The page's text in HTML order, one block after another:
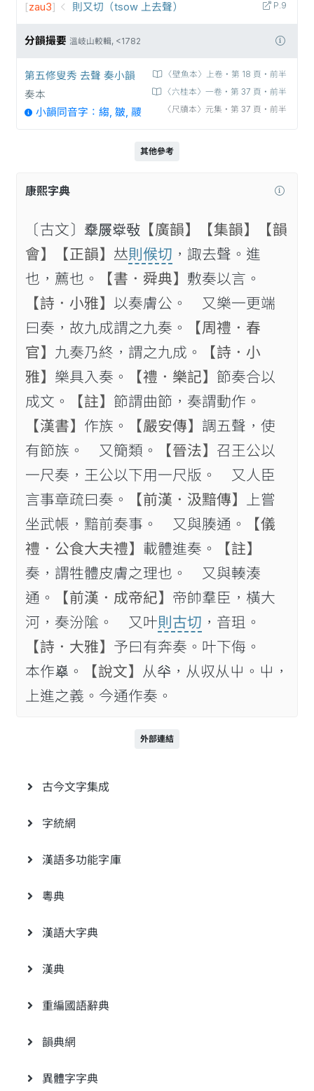
P.9
[zau3] 則又切（tsow 上去聲）
分韻撮要 溫岐山較輯, <1782
〈壁魚本〉上卷‧第 18 頁‧前半
〈六桂本〉一卷‧第 37 頁‧前半
〈尺牘本〉元集‧第 37 頁‧前半
第五修叟秀 去聲 奏小韻
奏本
小韻同音字：縐, 皺, 𩱛
其他參考
康熙字典
〔古文〕𡙹𡲯𡴨𢽥 【廣韻】 【集韻】
【韻
會】
【正韻】 𠀤則𠋫切 ，諏去聲。進
也，薦也。
【書．舜典】 敷奏以言。
【詩．小雅】 以奏膚公。 又樂一更端
曰奏，故九成謂之九奏。
【周禮．春
官】 九奏乃終，謂之九成。
【詩．小
雅】 樂具入奏。 【禮．樂記】 節奏合以
成文。
【註】 節謂曲節，奏謂動作。
【漢書】 作族。 【嚴安傳】 調五聲，使
有節族。 又𥳑類。
【晉法】 召王公以
一尺奏，王公以下用一尺版。 又人臣
言事章疏曰奏。
【前漢．汲黯傳】 上嘗
坐武帳，黯前奏事。 又與腠通。
【儀
禮．公食大夫禮】 載體進奏。
【註】
奏，謂牲體皮膚之理也。 又與輳湊
通。
【前漢．成帝紀】 帝帥羣臣，橫大
河，奏汾隂。 又叶則古切 ，音珇。
【詩．大雅】 予曰有奔奏。叶下侮。
本作𡴝。
【說文】 从𠦎，从𠬞从屮。屮，
上進之義。今通作奏。
外部連結
古今文字集成
字統網
漢語多功能字庫
粵典
漢語大字典
漢典
重編國語辭典
韻典網
異體字字典